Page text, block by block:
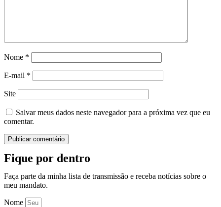
Nome *
E-mail *
Site
Salvar meus dados neste navegador para a próxima vez que eu
comentar.
Fique por dentro
Faça parte da minha lista de transmissão e receba notícias sobre o
meu mandato.
Nome